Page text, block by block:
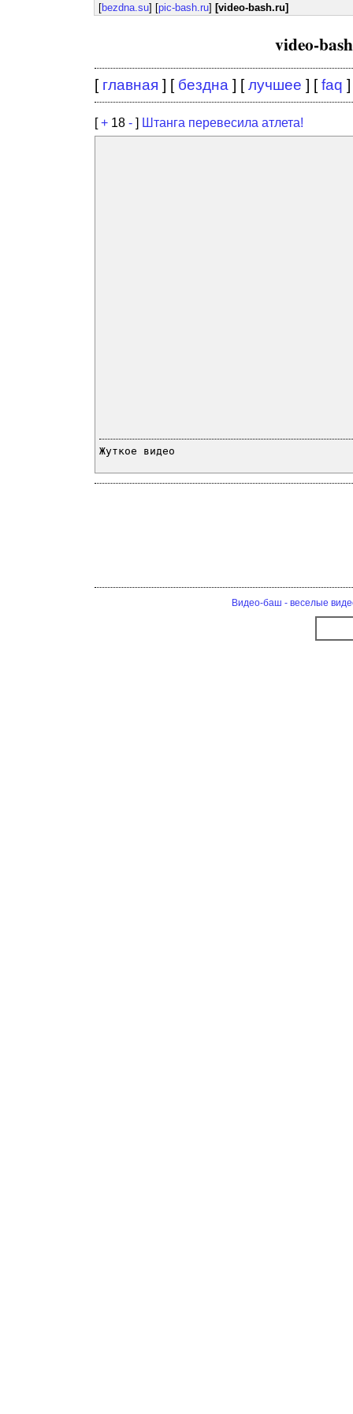
[bezdna.su] [pic-bash.ru] [video-bash.ru]
video-
[ главная ] [ бездна ] [лучшее ] [faq ]
[+ 18 - ] Штанга перевесила атлета!
Жуткое видео
Видео-баш - веселые